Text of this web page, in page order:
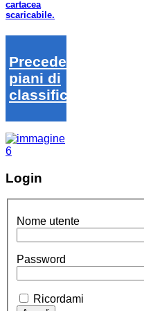
cartacea
scaricabile.
Precedenti
piani di
classifica
Login
Nome utente
Password
Ricordami